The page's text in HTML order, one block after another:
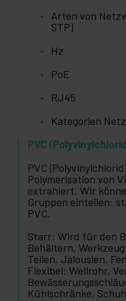
Arten von
STP)
Hz
PoE
RJ45
Kategorien
PVC
PVC
Polymerisation von
extrahiert. Wir
Gruppen einteilen:
PVC.
Starr: Wird für den
Behältern,
Teilen, Jalousien,
Flexibel: Wellrohr,
Kühlschränke,